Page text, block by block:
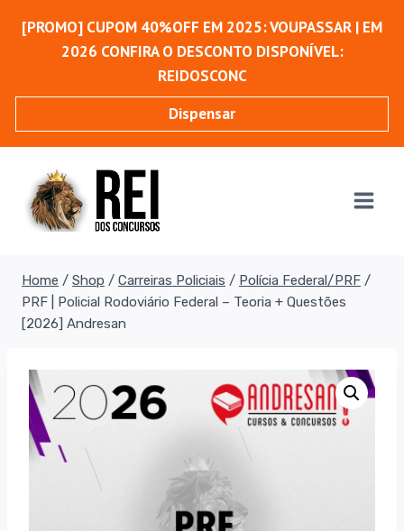
para[PROMO] CUPOM 40%OFF EM 2025: VOUPASSAR | EM
2026 CONFIRA O DESCONTO DISPONÍVEL:
REIDOSCONC
Dispensar
Home / Shop / Carreiras Policiais / Polícia Federal/PRF /
PRF | Policial Rodoviário Federal – Teoria + Questões
[2026] Andresan